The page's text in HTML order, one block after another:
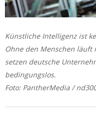
Künstliche Intelligenz ist
Ohne den Menschen läuft
setzen deutsche
bedingungslos.
Foto: PantherMedia /